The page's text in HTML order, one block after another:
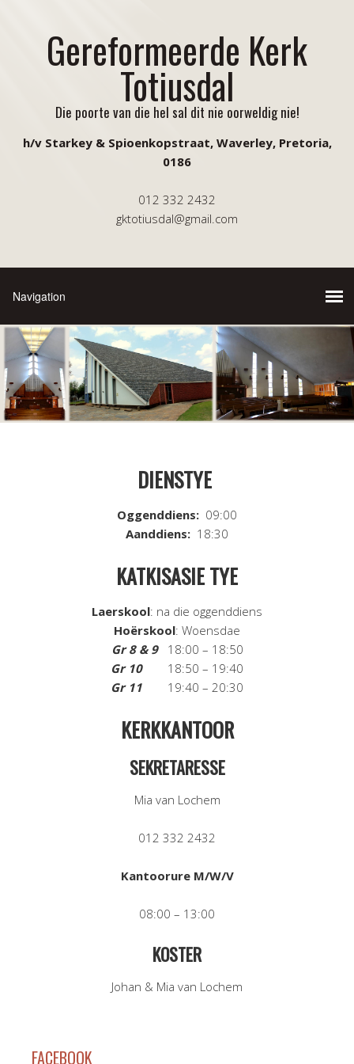
Gereformeerde Kerk
Totiusdal
Die poorte van die hel sal dit nie oorweldig nie!
h/v Starkey & Spioenkopstraat, Waverley, Pretoria,
0186
012 332 2432
gktotiusdal@gmail.com
DIENSTYE
Oggenddiens: 09:00
Aanddiens: 18:30
KATKISASIE TYE
Laerskool: na die oggenddiens
Hoërskool: Woensdae
Gr 8 & 9
18:00 – 18:50
Gr 1018:50 – 19:40
Gr 11
19:40 – 20:30
KERKKANTOOR
SEKRETARESSE
Mia van Lochem
012 332 2432
Kantoorure M/W/V
08:00 – 13:00
KOSTER
Johan & Mia van Lochem
FACEBOOK